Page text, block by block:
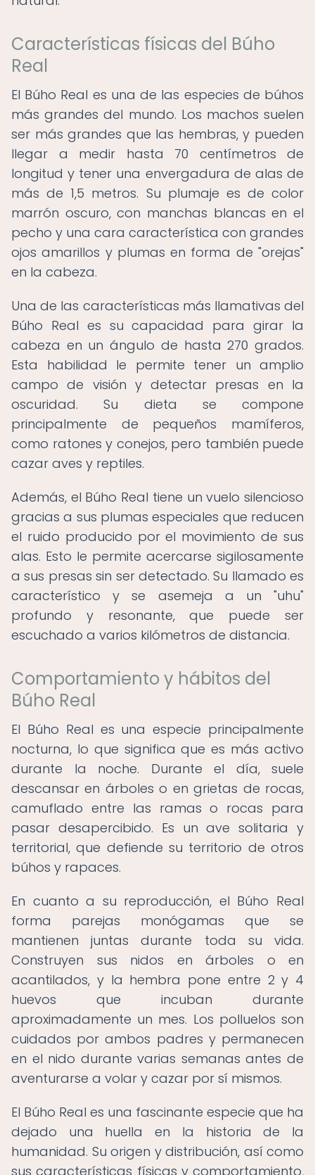
Características físicas del Búho
Real
El Búho Real es una de las especies de búhos
más grandes del mundo. Los machos suelen
ser más grandes que las hembras, y pueden
llegar a medir hasta 70 centímetros de
longitud y tener una envergadura de alas de
más de 1,5 metros. Su plumaje es de color
marrón oscuro, con manchas blancas en el
pecho y una cara característica con grandes
ojos amarillos y plumas en forma de "orejas"
en la cabeza.
Una de las características más llamativas del
Búho Real es su capacidad para girar la
cabeza en un ángulo de hasta 270 grados.
Esta habilidad le permite tener un amplio
campo de visión y detectar presas en la
oscuridad. Su dieta se compone
principalmente de pequeños mamíferos,
como ratones y conejos, pero también puede
cazar aves y reptiles.
Además, el Búho Real tiene un vuelo silencioso
gracias a sus plumas especiales que reducen
el ruido producido por el movimiento de sus
alas. Esto le permite acercarse sigilosamente
a sus presas sin ser detectado. Su llamado es
característico y se asemeja a un "uhu"
profundo y resonante, que puede ser
escuchado a varios kilómetros de distancia.
Comportamiento y hábitos del
Búho Real
El Búho Real es una especie principalmente
nocturna, lo que significa que es más activo
durante la noche. Durante el día, suele
descansar en árboles o en grietas de rocas,
camuflado entre las ramas o rocas para
pasar desapercibido. Es un ave solitaria y
territorial, que defiende su territorio de otros
búhos y rapaces.
En cuanto a su reproducción, el Búho Real
forma parejas monógamas que se
mantienen juntas durante toda su vida.
Construyen sus nidos en árboles o en
acantilados, y la hembra pone entre 2 y 4
huevos que incuban durante
aproximadamente un mes. Los polluelos son
cuidados por ambos padres y permanecen
en el nido durante varias semanas antes de
aventurarse a volar y cazar por sí mismos.
El Búho Real es una fascinante especie que ha
dejado una huella en la historia de la
humanidad. Su origen y distribución, así como
sus características físicas y comportamiento,